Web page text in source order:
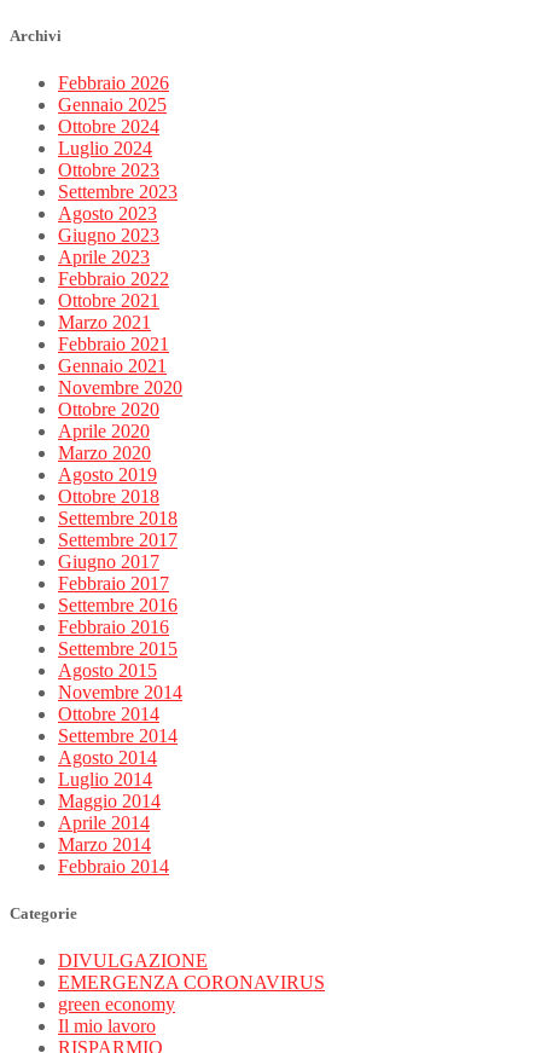
Archivi
Febbraio 2026
Gennaio 2025
Ottobre 2024
Luglio 2024
Ottobre 2023
Settembre 2023
Agosto 2023
Giugno 2023
Aprile 2023
Febbraio 2022
Ottobre 2021
Marzo 2021
Febbraio 2021
Gennaio 2021
Novembre 2020
Ottobre 2020
Aprile 2020
Marzo 2020
Agosto 2019
Ottobre 2018
Settembre 2018
Settembre 2017
Giugno 2017
Febbraio 2017
Settembre 2016
Febbraio 2016
Settembre 2015
Agosto 2015
Novembre 2014
Ottobre 2014
Settembre 2014
Agosto 2014
Luglio 2014
Maggio 2014
Aprile 2014
Marzo 2014
Febbraio 2014
Categorie
DIVULGAZIONE
EMERGENZA CORONAVIRUS
green economy
Il mio lavoro
RISPARMIO